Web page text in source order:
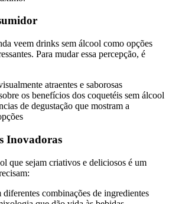
veem drinks sem álcool como opções
Para mudar essa percepção, é
atraentes e saborosas
os benefícios dos coquetéis sem álcool
de degustação que mostram a
Inovadoras
que sejam criativos e deliciosos é um
combinações de ingredientes